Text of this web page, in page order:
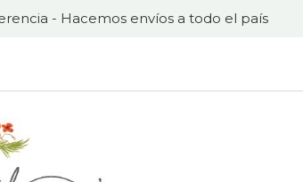
- Hacemos envíos a todo el país